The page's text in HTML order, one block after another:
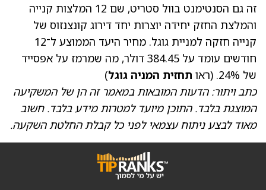
זה גם הסנטימנט בוול סטריט, שם 12 המלצות קנייה
והמלצת החזק יחידה יוצרות יחד דירוג קונצנזוס של
קנייה חזקה למניית גוגל. מחיר היעד הממוצע ל־12
חודשים עומד על 384.45 דולר, מה שמרמז על אפסייד
של 24%. (ראו
תחזית המניה גוגל)
כתב ויתור: הדעות המובאות במאמר זה הן של המשקיעה
המוצגת בלבד. התוכן מיועד למטרות מידע בלבד. חשוב
מאוד לבצע ניתוח עצמאי לפני כל קבלת החלטת השקעה.